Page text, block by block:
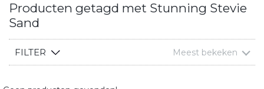
Producten getagd met Stunning Stevie
Sand
FILTER Meest bekeken